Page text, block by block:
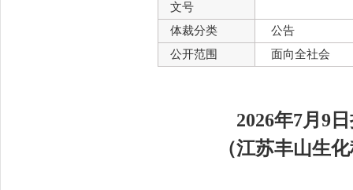
文号
体裁分类
公告
公开范围
面向全社会
2026年7月9
（江苏丰山生